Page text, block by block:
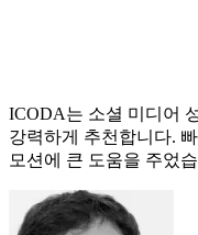
ICODA는 소셜 미디어
강력하게 추천합니다.
모션에 큰 도움을 주었